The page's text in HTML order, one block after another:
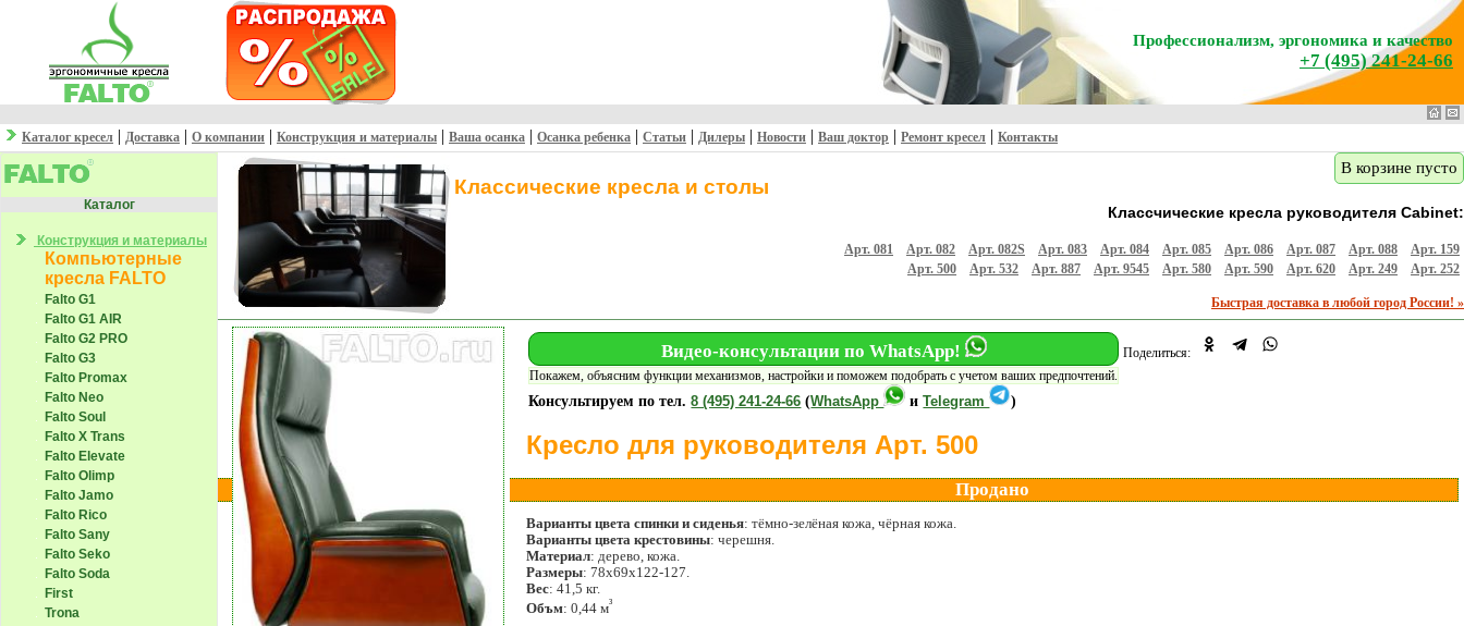
Профессионализм, эргономика и качество
+7 (495) 241-24-66
Каталог кресел | Доставка | О компании | Конструкция и материалы | Ваша осанка | Осанка ребенка | Статьи | Дилеры | Новости | Ваш доктор | Ремонт кресел | Контакты
Каталог
Конструкция и материалы
Компьютерные
кресла FALTO
Falto G1
Falto G1 AIR
Falto G2 PRO
Falto G3
Falto Promax
Falto Neo
Falto Soul
Falto X Trans
Falto Elevate
Falto Olimp
Falto Jamo
Falto Rico
Falto Sany
Falto Seko
Falto Soda
First
Trona
В корзине пусто
Классические кресла и столы
Классчические кресла руководителя Cabinet:
Арт. 081 Арт. 082 Арт. 082S Арт. 083 Арт. 084 Арт. 085 Арт. 086 Арт. 087 Арт. 088
Арт. 159
Арт. 500
Арт. 532 Арт. 887 Арт. 9545 Арт. 580 Арт. 590 Арт. 620 Арт. 249 Арт. 252
Быстрая доставка в любой город России! »
Видео-консультации по WhatsApp!
Покажем, объясним функции механизмов, настройки и поможем подобрать с учетом ваших предпочтений.
Консультируем по тел.8 (495) 241-24-66 (WhatsApp иTelegram )
Поделиться:
Кресло для руководителя Арт. 500
Продано
Варианты цвета спинки и сиденья: тёмно-зелёная кожа, чёрная кожа.
Варианты цвета крестовины: черешня.
Материал: дерево, кожа.
Размеры: 78х69х122-127.
Вес: 41,5 кг.
Объм: 0,44 м³